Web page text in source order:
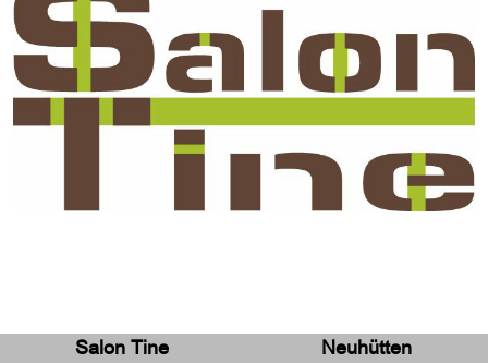
Salon Tine Neuhütten